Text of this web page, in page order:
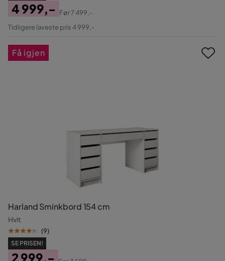
Pris
4 999,-
Original
Før7 499,-
Tidligere laveste pris 4 999,-
Harland Sminkbord 154 cm
Hvit
(9)
SE PRISEN!
2 999,-
Få igjen